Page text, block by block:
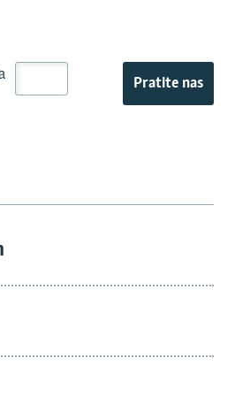
Pratite nas